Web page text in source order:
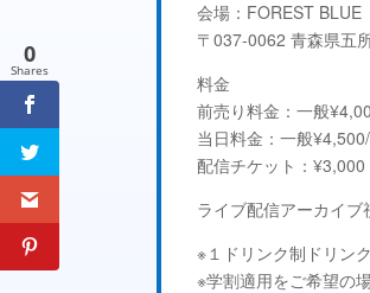
会場： FOREST BLUE
〒037-0062 青森県五
料金
前売り料金：一般
当日料金：一般
配信チケット：¥3,000
ライブ配信アーカイ
※１ドリンク制ドリン
※学割適用をご希望の
0
Shares